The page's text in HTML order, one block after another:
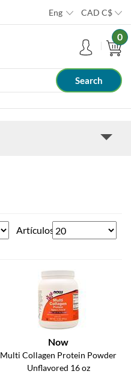
Eng CAD C$
0
Artículos
Now
Multi Collagen Protein Powder
Unflavored 16 oz